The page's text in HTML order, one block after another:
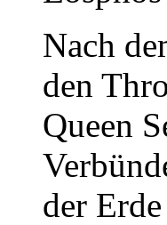
Nach
den
Queen
der